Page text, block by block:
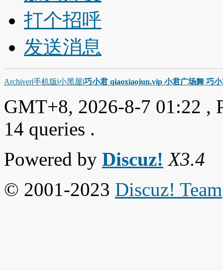
打个招呼
发送消息
Archiver|手机版|小黑屋|巧小君 qiaoxiaojun.vip 小君广场舞 巧
GMT+8, 2026-8-7 01:22 ,
14 queries .
Powered by Discuz! X3.4
© 2001-2023 Discuz! Team